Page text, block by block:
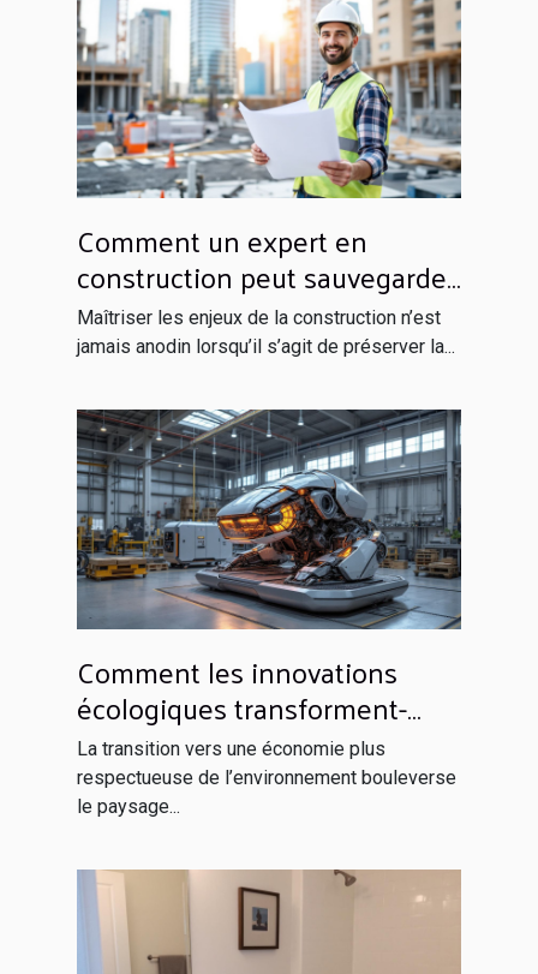
Comment un expert en
construction peut sauvegarder
votre investissement ?
Maîtriser les enjeux de la construction n’est
jamais anodin lorsqu’il s’agit de préserver la...
Comment les innovations
écologiques transforment-
elles les industries
traditionnelles ?
La transition vers une économie plus
respectueuse de l’environnement bouleverse
le paysage...